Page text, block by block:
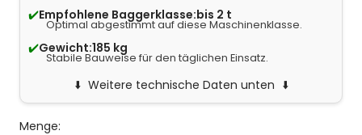
✔️Empfohlene Baggerklasse:bis 2 t
Optimal abgestimmt auf diese Maschinenklasse.
✔️Gewicht:185 kg
Stabile Bauweise für den täglichen Einsatz.
Weitere technische Daten unten
Menge: